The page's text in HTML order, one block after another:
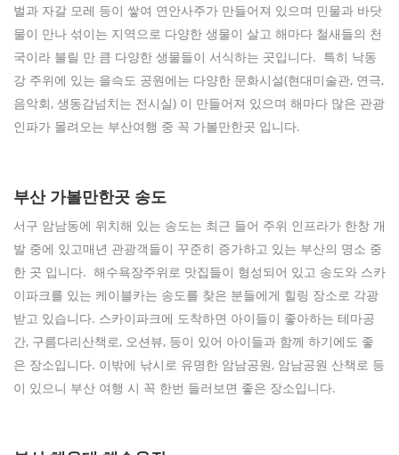
벌과 자갈 모레 등이 쌓여 연안사주가 만들어져 있으며 민물과 바닷
물이 만나 섞이는 지역으로 다양한 생물이 살고 해마다 철새들의 천
국이라 불릴 만 큼 다양한 생물들이 서식하는 곳입니다. 특히 낙동
강 주위에 있는 을슥도 공원에는 다양한 문화시설(현대미술관, 연극,
음악회, 생동감넘치는 전시실) 이 만들어져 있으며 해마다 많은 관광
인파가 몰려오는 부산여행 중 꼭 가볼만한곳 입니다.
부산 가볼만한곳 송도
서구 암남동에 위치해 있는 송도는 최근 들어 주위 인프라가 한창 개
발 중에 있고매년 관광객들이 꾸준히 증가하고 있는 부산의 명소 중
한 곳 입니다. 해수욕장주위로 맛집들이 형성되어 있고 송도와 스카
이파크를 있는 케이블카는 송도를 찾은 분들에게 힐링 장소로 각광
받고 있습니다. 스카이파크에 도착하면 아이들이 좋아하는 테마공
간, 구름다리산책로, 오션뷰, 등이 있어 아이들과 함께 하기에도 좋
은 장소입니다. 이밖에 낚시로 유명한 암남공원, 암남공원 산책로 등
이 있으니 부산 여행 시 꼭 한번 들러보면 좋은 장소입니다.